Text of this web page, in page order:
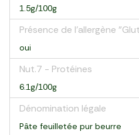
1.5g/100g
Présence de l'allergène
oui
Nut.7 - Protéines
6.1g/100g
Dénomination légale
Pâte feuilletée pur beurre